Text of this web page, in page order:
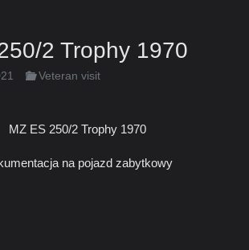
2 Trophy 1970
Veteran visit
MZ ES 250/2 Trophy 1970
na pojazd zabytkowy